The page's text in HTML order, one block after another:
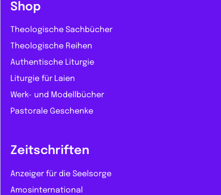
Shop
Theologische Sachbücher
Theologische Reihen
Authentische Liturgie
Liturgie für Laien
Werk- und Modellbücher
Pastorale Geschenke
Zeitschriften
Anzeiger für die Seelsorge
Amosinternational